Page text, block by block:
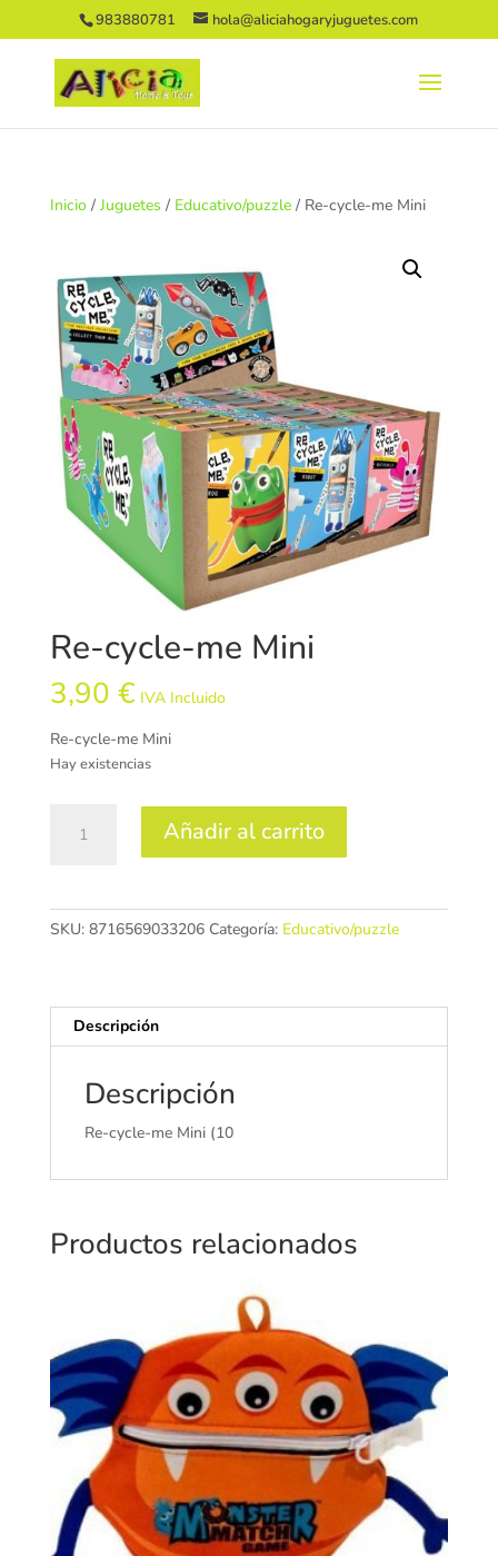
983880781 hola@aliciahogaryjuguetes.com
Inicio/ Juguetes / Educativo/puzzle/ Re-cycle-me Mini
Re-cycle-me Mini
3,90 € IVA Incluido
Re-cycle-me Mini
Hay existencias
cycle-
cantidad
Añadir al carrito
SKU: 8716569033206 Categoría: Educativo/puzzle
Descripción
Descripción
Re-cycle-me Mini (10
Productos relacionados